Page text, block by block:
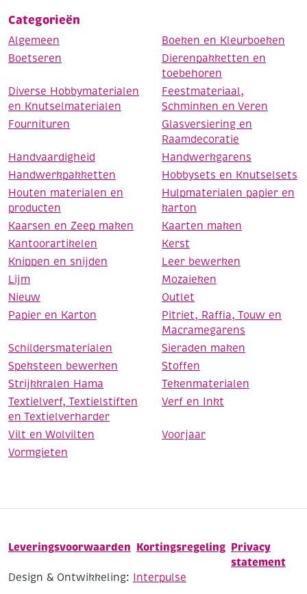
Categorieën
Algemeen
Boeken en Kleurboeken
Boetseren
Dierenpakketten en
toebehoren
Diverse Hobbymaterialen
en Knutselmaterialen
Feestmateriaal,
Schminken en Veren
Fournituren
Glasversiering en
Raamdecoratie
Handvaardigheid
Handwerkgarens
Handwerkpakketten
Hobbysets en Knutselsets
Houten materialen en
producten
Hulpmaterialen papier en
karton
Kaarsen en Zeep maken
Kaarten maken
Kantoorartikelen
Kerst
Knippen en snijden
Leer bewerken
Lijm
Mozaieken
Nieuw
Outlet
Papier en Karton
Pitriet, Raffia, Touw en
Macramegarens
Schildersmaterialen
Sieraden maken
Speksteen bewerken
Stoffen
Strijkkralen Hama
Tekenmaterialen
Textielverf, Textielstiften
en Textielverharder
Verf en Inkt
Vilt en Wolvilten
Voorjaar
Vormgieten
Leveringsvoorwaarden Kortingsregeling Privacy
statement
Design & Ontwikkeling: Interpulse